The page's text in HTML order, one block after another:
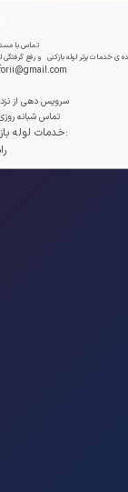
تماس با
ی خدمات برتر لوله بازکنی و رفع گرفتگی
سرویس دهی از
تماس شبانه
خدمات لوله بازکنی مستر پایپ شامل: